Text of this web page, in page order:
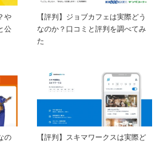
や
公
【評判】ジョブカフェは実際どう
なのか？口コミと評判を調べてみ
た
の
【評判】スキマワークスは実際ど